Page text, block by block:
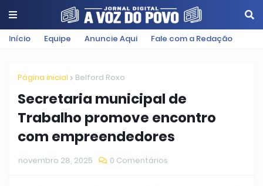
Início Equipe Anuncie Aqui Fale com a Redação
Página inicial Belford Roxo
Secretaria municipal de
Trabalho promove encontro
com empreendedores
novembro 28, 2025 0 Comentários